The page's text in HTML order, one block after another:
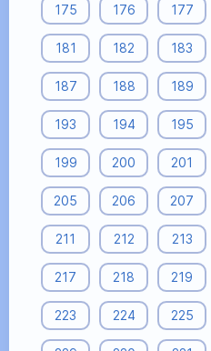
175 176 177
181 182 183
187 188 189
193 194 195
199 200 201
205 206 207
211 212 213
217 218 219
223 224 225